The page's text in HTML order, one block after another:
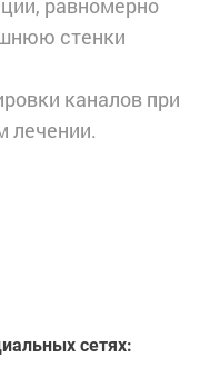
равномерно
стенки
каналов при
лечении.
сетях: